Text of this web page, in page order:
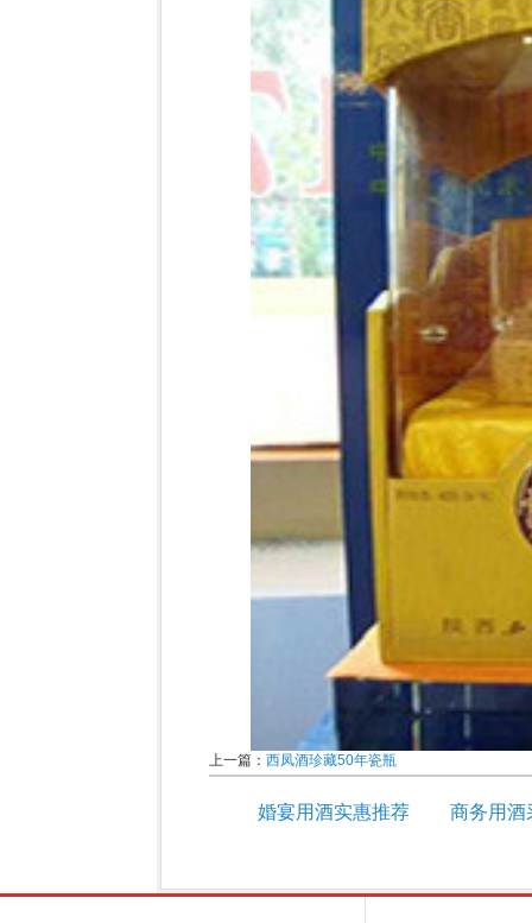
上一篇： 西凤酒珍藏50年瓷瓶
婚宴用酒实惠推荐 商务用酒